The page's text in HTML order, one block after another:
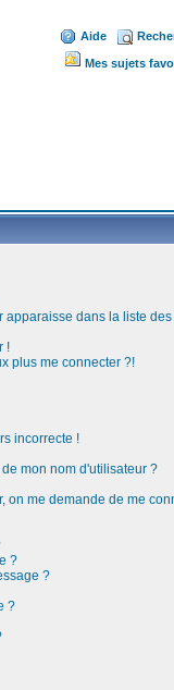
Aide
Mes sujets
dans la liste
!
plus me connecter ?!
incorrecte !
mon nom d'utilisateur ?
on me demande de me
?
?
?